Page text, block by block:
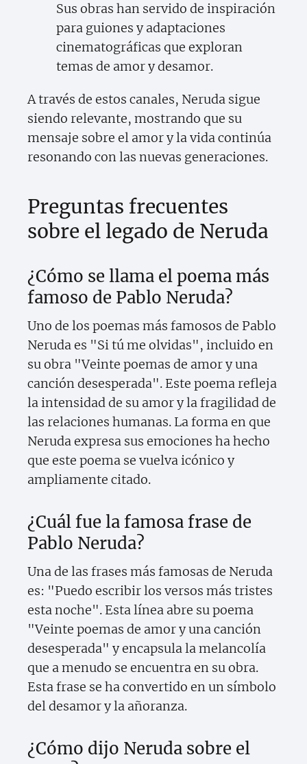
Sus obras han servido de inspiración
para guiones y adaptaciones
cinematográficas que exploran
temas de amor y desamor.
A través de estos canales, Neruda sigue
siendo relevante, mostrando que su
mensaje sobre el amor y la vida continúa
resonando con las nuevas generaciones.
Preguntas frecuentes
sobre el legado de Neruda
¿Cómo se llama el poema más
famoso de Pablo Neruda?
Uno de los poemas más famosos de Pablo
Neruda es "Si tú me olvidas", incluido en
su obra "Veinte poemas de amor y una
canción desesperada". Este poema refleja
la intensidad de su amor y la fragilidad de
las relaciones humanas. La forma en que
Neruda expresa sus emociones ha hecho
que este poema se vuelva icónico y
ampliamente citado.
¿Cuál fue la famosa frase de
Pablo Neruda?
Una de las frases más famosas de Neruda
es: "Puedo escribir los versos más tristes
esta noche". Esta línea abre su poema
"Veinte poemas de amor y una canción
desesperada" y encapsula la melancolía
que a menudo se encuentra en su obra.
Esta frase se ha convertido en un símbolo
del desamor y la añoranza.
¿Cómo dijo Neruda sobre el